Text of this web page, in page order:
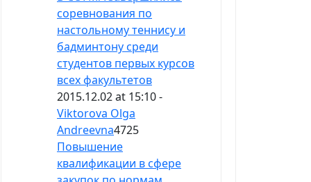
соревнования по
настольному теннису и
бадминтону среди
студентов первых курсов
всех факультетов
2015.12.02 at 15:10 -
Viktorova Olga
Andreevna4725
Повышение
квалификации в сфере